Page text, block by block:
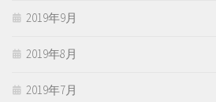
2019年9月
2019年8月
2019年7月